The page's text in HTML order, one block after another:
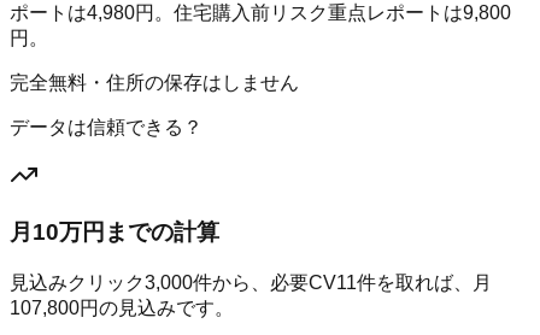
ポートは4,980円。住宅購入前リスク重点レポートは9,800
円。
完全無料・住所の保存はしません
データは信頼できる？
月10万円までの計算
見込みクリック3,000件から、必要CV11件を取れば、月
107,800円の見込みです。